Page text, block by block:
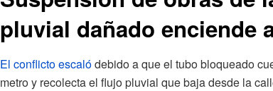
pluvial dañado enciende
El conflicto escalódebido a que el tubo bloqueado
metro y recolecta el flujo pluvial que baja desde la